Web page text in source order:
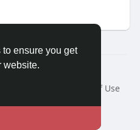
ensure you get
website.
Money ?
Terms of Use